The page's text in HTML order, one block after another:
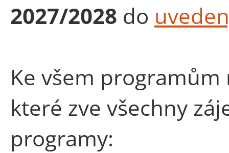
2027/2028 do
Ke všem
které zve všechny
programy: